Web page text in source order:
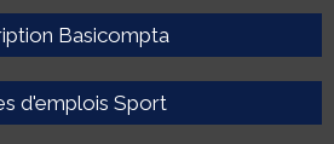
Basicompta
d'emplois Sport